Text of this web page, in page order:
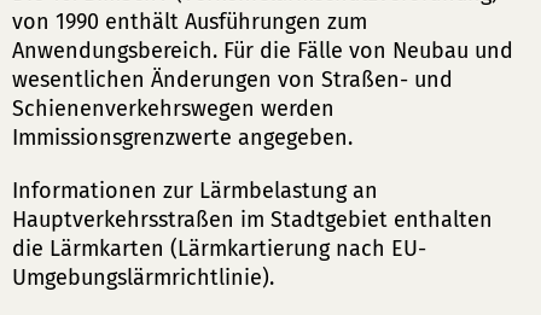
von 1990 enthält Ausführungen zum
Anwendungsbereich. Für die Fälle von Neubau und
wesentlichen Änderungen von Straßen- und
Schienenverkehrswegen werden
Immissionsgrenzwerte angegeben.
Informationen zur Lärmbelastung an
Hauptverkehrsstraßen im Stadtgebiet enthalten
die Lärmkarten (Lärmkartierung nach EU-
Umgebungslärmrichtlinie).